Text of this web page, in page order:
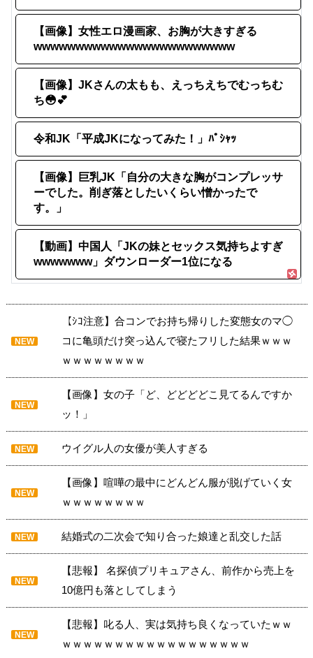
【画像】女性エロ漫画家、お胸が大きすぎる
wwwwwwwwwwwwwwwwwwwwwwww
【画像】JKさんの太もも、えっちえちでむっちむ
ち😳💕
令和JK「平成JKになってみた！」ﾊﾟｼｬｯ
【画像】巨乳JK「自分の大きな胸がコンプレッサ
ーでした。削ぎ落としたいくらい憎かったで
す。」
【動画】中国人「JKの妹とセックス気持ちよすぎ
wwwwwww」ダウンローダー1位になる
NEW
【ｼｺ注意】合コンでお持ち帰りした変態女のマ◯
コに亀頭だけ突っ込んで寝たフリした結果ｗｗｗ
ｗｗｗｗｗｗｗｗ
NEW
【画像】女の子「ど、どどどどこ見てるんですか
ッ！」
NEW ウイグル人の女優が美人すぎる
NEW
【画像】喧嘩の最中にどんどん服が脱げていく女
ｗｗｗｗｗｗｗｗ
NEW 結婚式の二次会で知り合った娘達と乱交した話
NEW
【悲報】 名探偵プリキュアさん、前作から売上を
10億円も落としてしまう
NEW
【悲報】叱る人、実は気持ち良くなっていたｗｗ
ｗｗｗｗｗｗｗｗｗｗｗｗｗｗｗｗｗｗ